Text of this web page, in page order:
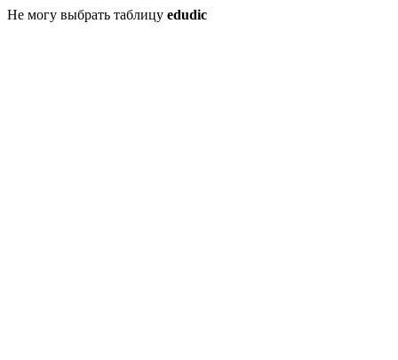
Не могу выбрать таблицу edudic